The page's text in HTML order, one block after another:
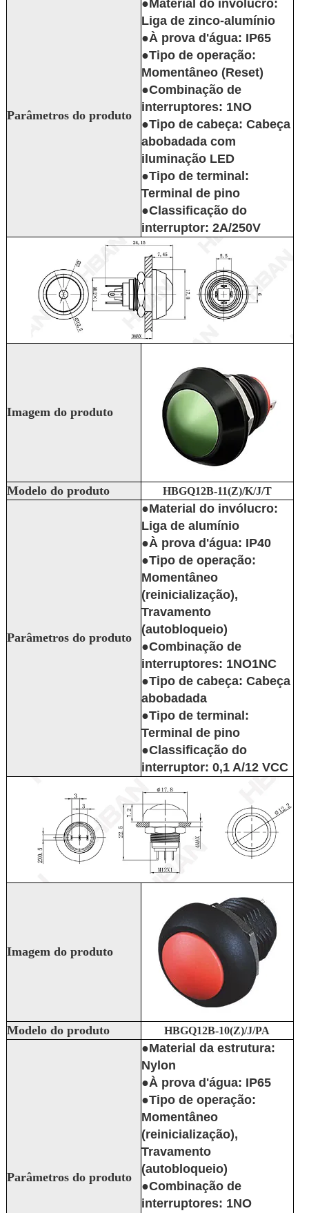
Parâmetros do produto
●Material do invólucro:
Liga de zinco-alumínio
●À prova d'água: IP65
●Tipo de operação:
Momentâneo (Reset)
●Combinação de
interruptores: 1NO
●Tipo de cabeça: Cabeça
abobadada com
iluminação LED
●Tipo de terminal:
Terminal de pino
●Classificação do
interruptor: 2A/250V
Imagem do produto
Modelo do produto HBGQ12B-11(Z)/K/J/T
Parâmetros do produto
●Material do invólucro:
Liga de alumínio
●À prova d'água: IP40
●Tipo de operação:
Momentâneo
(reinicialização),
Travamento
(autobloqueio)
●Combinação de
interruptores: 1NO1NC
●Tipo de cabeça: Cabeça
abobadada
●Tipo de terminal:
Terminal de pino
●Classificação do
interruptor: 0,1 A/12 VCC
Imagem do produto
Modelo do produto HBGQ12B-10(Z)/J/PA
Parâmetros do produto
●Material da estrutura:
Nylon
●À prova d'água: IP65
●Tipo de operação:
Momentâneo
(reinicialização),
Travamento
(autobloqueio)
●Combinação de
interruptores: 1NO